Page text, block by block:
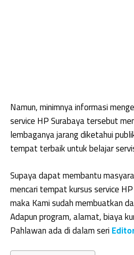
Namun, minimnya informasi
service HP Surabaya tersebut
lembaganya jarang diketahui
tempat terbaik untuk belajar
Supaya dapat membantu
mencari tempat kursus service
maka Kami sudah membuatkan
Adapun program, alamat, biaya
Pahlawan ada di dalam seri